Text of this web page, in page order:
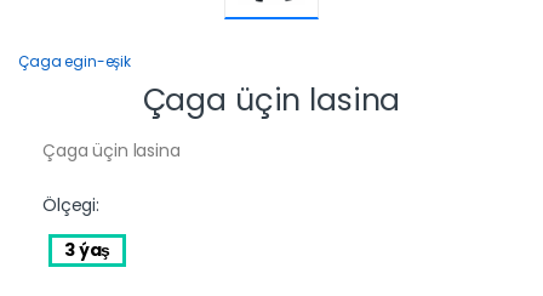
Çaga egin-eşik
Çaga üçin lasina
Çaga üçin lasina
Ölçegi:
3 ýaş